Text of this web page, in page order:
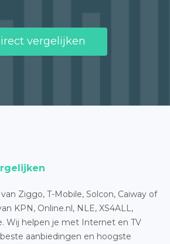
vergelijken
Ziggo, T-Mobile, Solcon, Caiway of
KPN, Online.nl, NLE, XS4ALL,
Wij helpen je met Internet en TV
aanbiedingen en hoogste